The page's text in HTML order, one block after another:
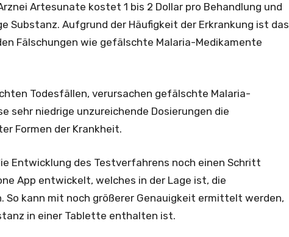
Artesunate kostet 1 bis 2 Dollar pro Behandlung und
Substanz. Aufgrund der Häufigkeit der Erkrankung ist das
Fälschungen wie gefälschte Malaria-Medikamente
Todesfällen, verursachen gefälschte Malaria-
sehr niedrige unzureichende Dosierungen die
Formen der Krankheit.
Entwicklung des Testverfahrens noch einen Schritt
App entwickelt, welches in der Lage ist, die
So kann mit noch größerer Genauigkeit ermittelt werden,
in einer Tablette enthalten ist.